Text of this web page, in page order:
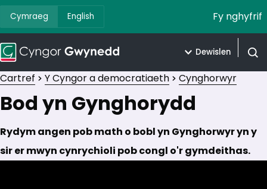
Cymraeg English Fy nghyfrif
Dewislen
Cartref Y Cyngor a democratiaeth Cynghorwyr
Bod yn Gynghorydd
Rydym angen pob math o bobl yn Gynghorwyr yn y
sir er mwyn cynrychioli pob congl o'r gymdeithas.